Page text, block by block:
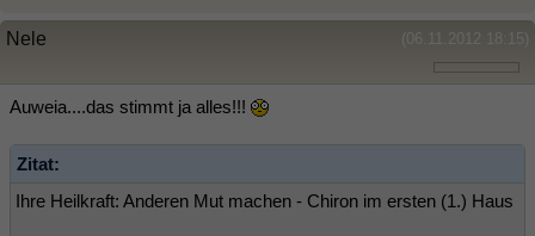
(06.11.2012 18:15)
Nele
Auweia....das stimmt ja alles!!!
Zitat:
Ihre Heilkraft: Anderen Mut machen - Chiron im ersten (1.) Haus